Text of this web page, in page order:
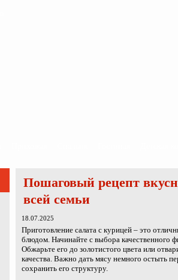
Пошаговый рецепт
всей семьи
18.07.2025
Приготовление салата с курицей – это
блюдом. Начинайте с выбора качественного
Обжарьте его до золотистого цвета или
качества. Важно дать мясу немного остыть
сохранить его структуру.